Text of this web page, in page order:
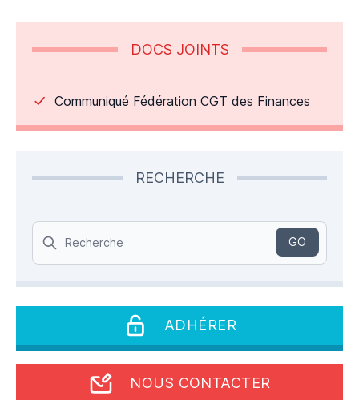
DOCS JOINTS
Communiqué Fédération CGT des Finances
RECHERCHE
Search
GO
ADHÉRER
NOUS CONTACTER